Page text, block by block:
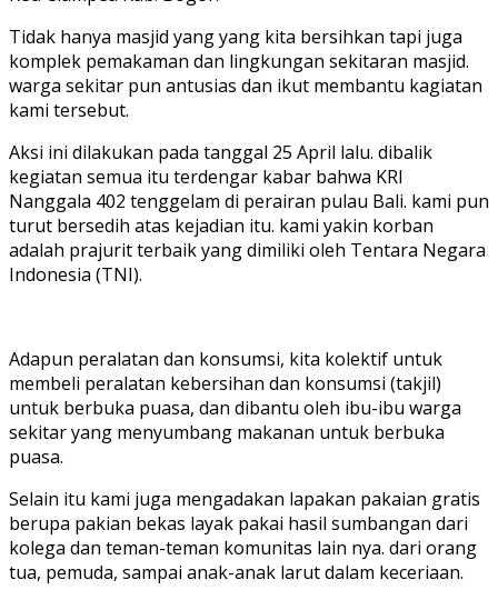
Tidak hanya masjid yang yang kita bersihkan tapi juga
komplek pemakaman dan lingkungan sekitaran masjid.
warga sekitar pun antusias dan ikut membantu kagiatan
kami tersebut.
Aksi ini dilakukan pada tanggal 25 April lalu. dibalik
kegiatan semua itu terdengar kabar bahwa KRI
Nanggala 402 tenggelam di perairan pulau Bali. kami pun
turut bersedih atas kejadian itu. kami yakin korban
adalah prajurit terbaik yang dimiliki oleh Tentara Negara
Indonesia (TNI).
Adapun peralatan dan konsumsi, kita kolektif untuk
membeli peralatan kebersihan dan konsumsi (takjil)
untuk berbuka puasa, dan dibantu oleh ibu-ibu warga
sekitar yang menyumbang makanan untuk berbuka
puasa.
Selain itu kami juga mengadakan lapakan pakaian gratis
berupa pakian bekas layak pakai hasil sumbangan dari
kolega dan teman-teman komunitas lain nya. dari orang
tua, pemuda, sampai anak-anak larut dalam keceriaan.